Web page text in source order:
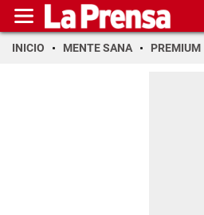
INICIO MENTE SANA PREMIUM